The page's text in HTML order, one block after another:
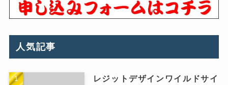
人気記事
レジットデザインワイルドサイ